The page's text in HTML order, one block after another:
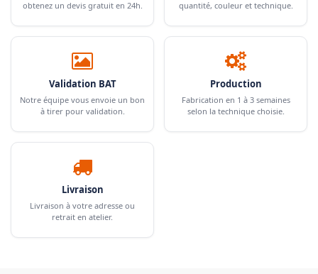
obtenez un devis gratuit en 24h.
quantité, couleur et technique.
Validation BAT
Notre équipe vous envoie un bon
à tirer pour validation.
Production
Fabrication en 1 à 3 semaines
selon la technique choisie.
Livraison
Livraison à votre adresse ou
retrait en atelier.